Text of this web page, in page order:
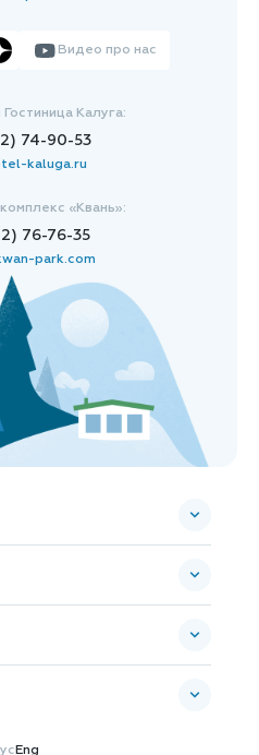
Видео про нас
Калуга:
74-90-53
kaluga.ru
«Квань»:
76-76-35
park.com
Eng